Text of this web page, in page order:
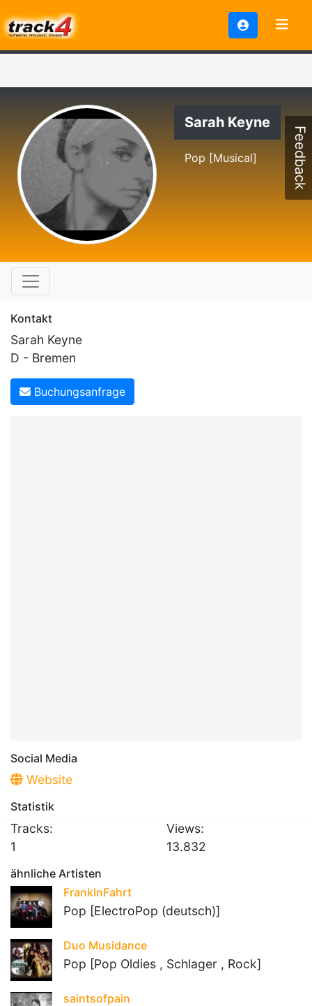
Sarah Keyne
Pop [Musical]
Kontakt
Sarah Keyne
D - Bremen
Buchungsanfrage
Social Media
Website
Statistik
Tracks:
1
Views:
13.832
ähnliche Artisten
FrankInFahrt
Pop [ElectroPop (deutsch)]
Duo Musidance
Pop [Pop Oldies , Schlager , Rock]
saintsofpain
Feedback